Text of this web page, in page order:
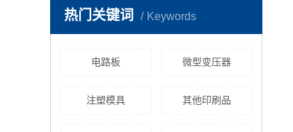
热门关键词 Keywords
电路板 微型变压器
注塑模具 其他印刷品